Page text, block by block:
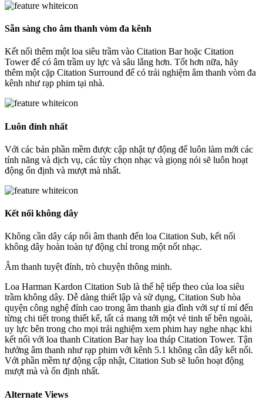
Sẵn sàng cho âm thanh vòm đa kênh
Kết nối thêm một loa siêu trầm vào Citation Bar hoặc Citation
Tower để có âm trầm uy lực và sâu lắng hơn. Tốt hơn nữa, hãy
thêm một cặp Citation Surround để có trải nghiệm âm thanh vòm đa
kênh như rạp phim tại nhà.
Luôn đỉnh nhất
Với các bản phần mềm được cập nhật tự động để luôn làm mới các
tính năng và dịch vụ, các tùy chọn nhạc và giọng nói sẽ luôn hoạt
động ổn định và mượt mà nhất.
Kết nối không dây
Không cần dây cáp nối âm thanh đến loa Citation Sub, kết nối
không dây hoàn toàn tự động chỉ trong một nốt nhạc.
Âm thanh tuyệt đỉnh, trò chuyện thông minh.
Loa Harman Kardon Citation Sub là thế hệ tiếp theo của loa siêu
trầm không dây. Dễ dàng thiết lập và sử dụng, Citation Sub hòa
quyện công nghệ đỉnh cao trong âm thanh gia đình với sự tỉ mỉ đến
từng chi tiết trong thiết kế, tất cả mang tới một vẻ tinh tế bên ngoài,
uy lực bên trong cho mọi trải nghiệm xem phim hay nghe nhạc khi
kết nối với loa thanh Citation Bar hay loa tháp Citation Tower. Tận
hưởng âm thanh như rạp phim với kênh 5.1 không cần dây kết nối.
Với phần mềm tự động cập nhật, Citation Sub sẽ luôn hoạt động
mượt mà và ổn định nhất.
Alternate Views